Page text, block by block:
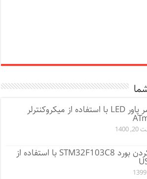
مدار دیمر پاور LED با استفاده از میکروکنترلر
پروگرم کردن بورد STM32F103C8 با استفاده از